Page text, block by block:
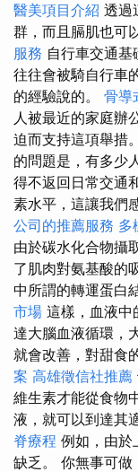
醫美項目介紹 透過
群，而且膈肌也可
服務 自行車交通
往往會被騎自行車
的經驗說的。 骨導
人被最近的家庭辦
迫而支持這項舉措。
的問題是，有多少
得不返回日常交通
素水平，這讓我們
公司的推薦服務 多
由於碳水化合物攝
了肌肉對氨基酸的
中所謂的轉運蛋白
市場 這樣，血液中
達大腦血液循環，
就會改善，對甜食
案 高雄徵信社推薦
維生素才能從食物
液，就可以到達其
脊療程 例如，由於
缺乏。 你無事可做